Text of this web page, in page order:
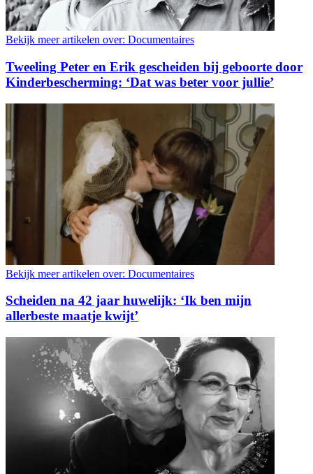
Bekijk meer artikelen over: Documentaires
Tweeling Peter en Erik gescheiden bij geboorte door
Kinderbescherming: ‘Dat was beter voor jullie’
Bekijk meer artikelen over: Documentaires
Scheiden na 42 jaar huwelijk: ‘Ik ben mijn
allerbeste maatje kwijt’